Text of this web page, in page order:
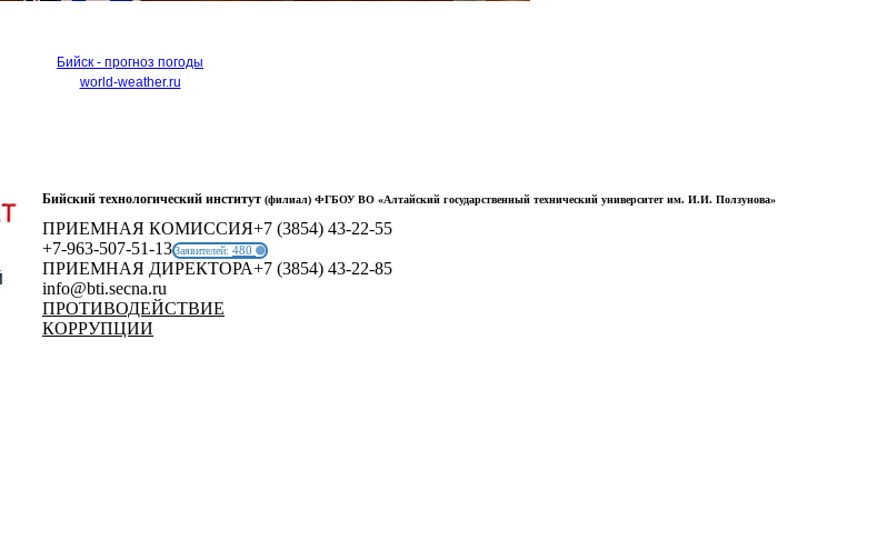
Бийск - прогноз погоды
world-weather.ru
Бийский технологический институт (филиал) ФГБОУ ВО «Алтайский государственный технический университет им. И.И. Ползунова»
ПРИЕМНАЯ КОМИССИЯ+7 (3854) 43-22-55
+7-963-507-51-13Заявителей: 480
ПРИЕМНАЯ ДИРЕКТОРА+7 (3854) 43-22-85
info@bti.secna.ru
ПРОТИВОДЕЙСТВИЕ
КОРРУПЦИИ